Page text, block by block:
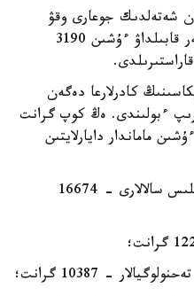
شەتەلدىك جوعارى وقۋ
ورىندارىنىڭ فيليالدارىنا تالاپكەرلەر قابىلداۋ ءۇشىن 3190
كادرلارعا دەگەن
ءبولىندى. ەڭ كوپ گرانت
ماماندار دايارلايتىن
✔ ينجەنەرلىك، وڭدەۋ جانە قۇرىلىس سالالارى - 16674
- 10387 گرانت؛